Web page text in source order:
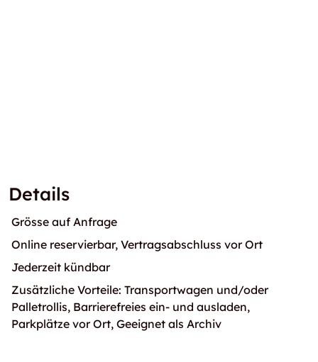
Details
Grösse auf Anfrage
Online reservierbar, Vertragsabschluss vor Ort
Jederzeit kündbar
Zusätzliche Vorteile: Transportwagen und/oder
Palletrollis, Barrierefreies ein- und ausladen,
Parkplätze vor Ort, Geeignet als Archiv